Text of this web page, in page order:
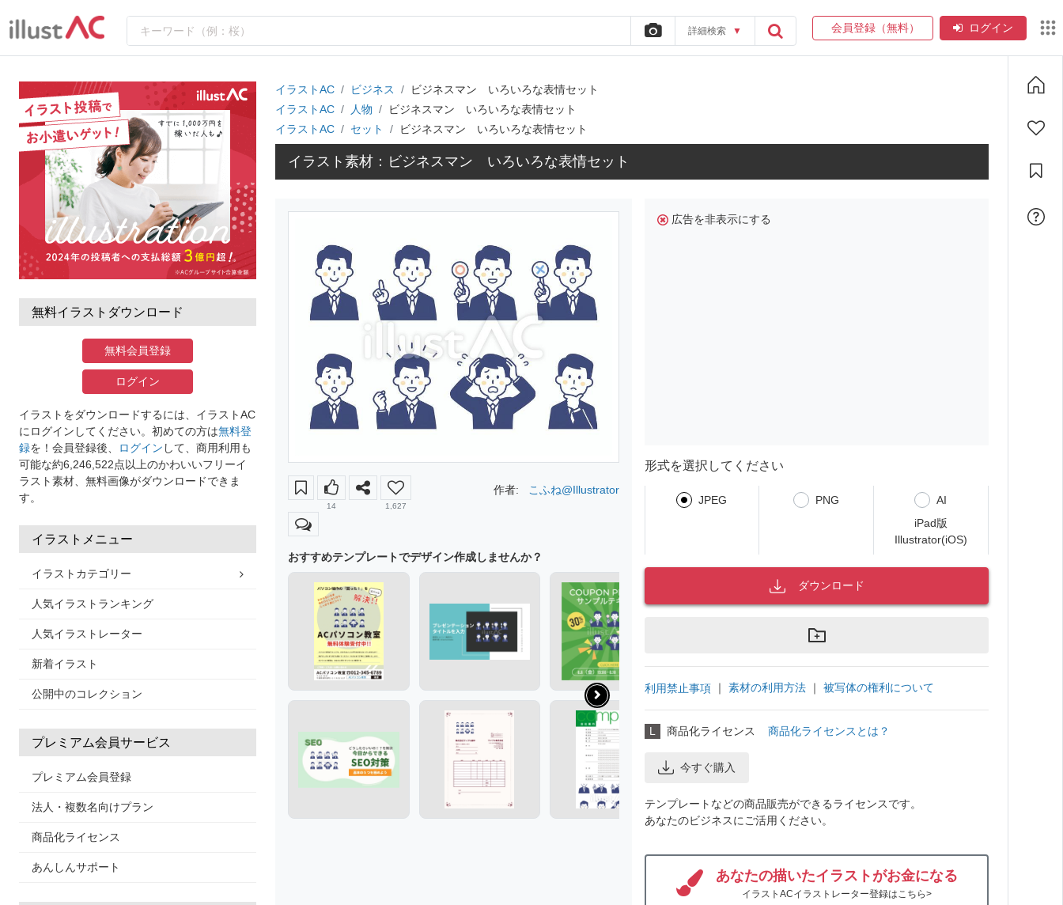
詳細検索 ▼ 会員登録（無料） ログイン
無料イラストダウンロード
無料会員登録
ログイン
イラストをダウンロードするには、イラストAC
にログインしてください。初めての方は無料登
録を！会員登録後、 ログイン して、商用利用も
可能な約6,246,522点以上のかわいいフリーイ
ラスト素材、無料画像がダウンロードできま
す。
イラストメニュー
イラストカテゴリー
人気イラストランキング
人気イラストレーター
新着イラスト
公開中のコレクション
プレミアム会員サービス
プレミアム会員登録
法人・複数名向けプラン
商品化ライセンス
あんしんサポート
イラストAC ビジネス
ビジネスマン いろいろな表情セット
イラストAC
人物
ビジネスマン いろいろな表情セット
イラストAC
セット ビジネスマン いろいろな表情セット
イラスト素材：ビジネスマン いろいろな表情セット
14 1,627
作者: こふね@Illustrator
おすすめテンプレートでデザイン作成しませんか？
広告を非表示にする
形式を選択してください
JPEG PNG
AI
iPad版
Illustrator(iOS)
ダウンロード
利用禁止事項 ｜ 素材の利用方法 ｜ 被写体の権利について
L 商品化ライセンス 商品化ライセンスとは？
今すぐ購入
テンプレートなどの商品販売ができるライセンスです。
あなたのビジネスにご活用ください。
あなたの描いたイラストがお金になる
イラストACイラストレーター登録はこちら>